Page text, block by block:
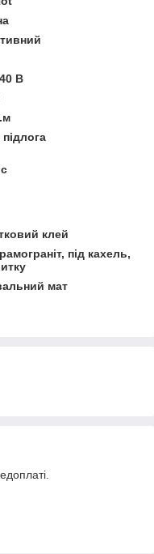
В
клей
під кахель,
мат